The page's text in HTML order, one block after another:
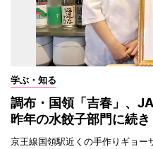
学ぶ・知る
調布・国領「吉春」、
昨年の水餃子部門に続き
京王線国領駅近くの手作りギョ